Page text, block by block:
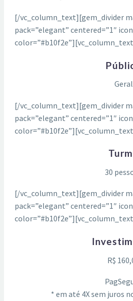
[/vc_column_text][gem_divider
pack=”elegant” centered=”1″
Geral
[/vc_column_text][gem_divider
pack=”elegant” centered=”1″
30
[/vc_column_text][gem_divider
pack=”elegant” centered=”1″
R$
* em até 4X sem juros